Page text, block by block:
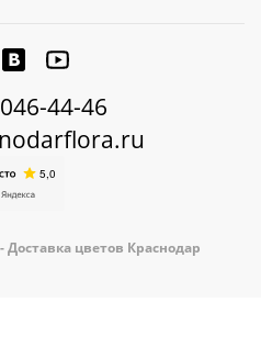
44-46
цветов Краснодар